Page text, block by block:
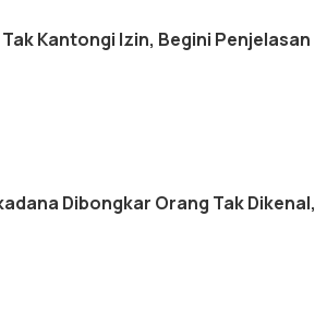
Kantongi Izin, Begini Penjelasan
Dibongkar Orang Tak Dikenal,